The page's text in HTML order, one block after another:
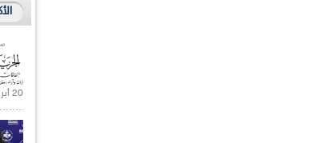
20 أبريل 2021 |